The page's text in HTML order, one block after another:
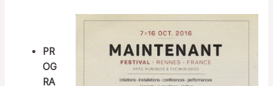
PR
OG
RA